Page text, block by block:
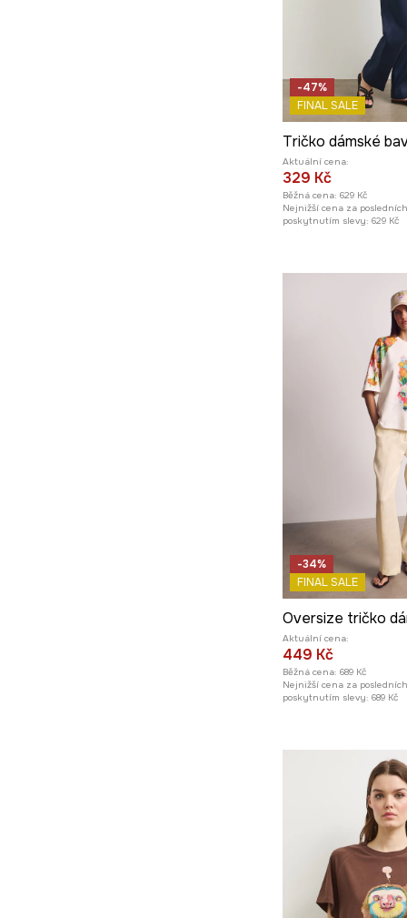
-47%
FINAL SALE
Aktuální cena:
329 Kč
Běžná cena: 629 Kč
Nejnižší cena za
poskytnutím slevy: 629 Kč
-34%
FINAL SALE
Aktuální cena:
449 Kč
Běžná cena: 689 Kč
Nejnižší cena za
poskytnutím slevy: 689 Kč